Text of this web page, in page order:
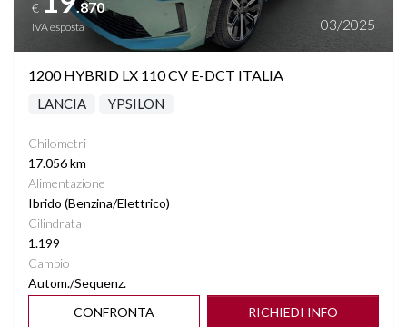
€ .870
IVA esposta 03/2025
1200 HYBRID LX 110 CV E-DCT ITALIA
LANCIA YPSILON
Chilometri
17.056 km
Alimentazione
Ibrido (Benzina/Elettrico)
Cilindrata
1.199
Cambio
Autom./Sequenz.
CONFRONTA
RICHIEDI INFO